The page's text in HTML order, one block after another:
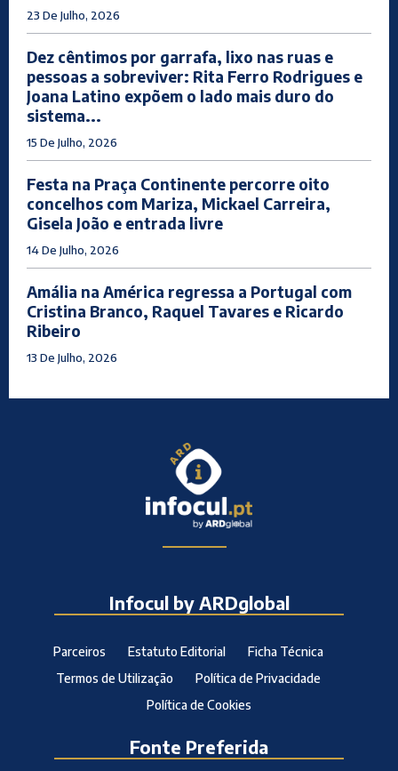
23 De Julho, 2026
Dez cêntimos por garrafa, lixo nas ruas e
pessoas a sobreviver: Rita Ferro Rodrigues e
Joana Latino expõem o lado mais duro do
sistema...
15 De Julho, 2026
Festa na Praça Continente percorre oito
concelhos com Mariza, Mickael Carreira,
Gisela João e entrada livre
14 De Julho, 2026
Amália na América regressa a Portugal com
Cristina Branco, Raquel Tavares e Ricardo
Ribeiro
13 De Julho, 2026
Infocul by ARDglobal
Parceiros Estatuto Editorial
Ficha Técnica
Termos de Utilização
Política de Privacidade
Política de Cookies
Fonte Preferida